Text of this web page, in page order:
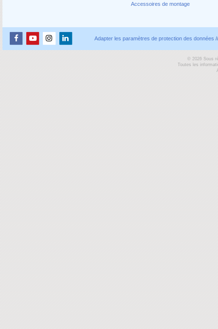
Accessoires de montage
Adapter les paramètres de protection des données
© 2026 Sous
Toutes les